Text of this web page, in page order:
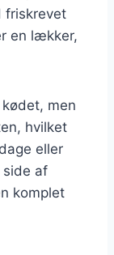
friskrevet
en lækker,
men
hvilket
eller
side af
komplet